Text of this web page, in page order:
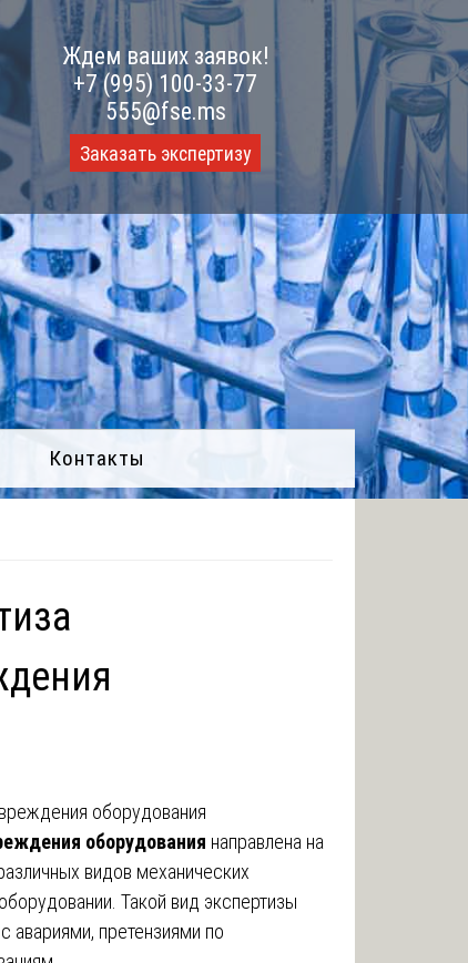
Ждем ваших заявок!
+7 (995) 100-33-77
555@fse.ms
Заказать экспертизу
Контакты
оборудования направлена на
видов механических
Такой вид экспертизы
авариями, претензиями по